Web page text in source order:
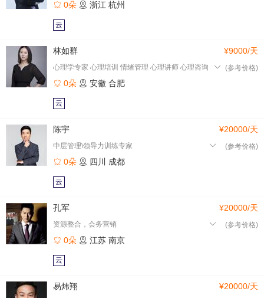
0朵 浙江 杭州
云
林如群
心理学专家 心理培训 情绪管理 心理讲师 心理咨询
0朵 安徽 合肥
¥9000/天
(参考价格)
云
陈宇
中层管理\领导力训练专家
0朵 四川 成都
¥20000/天
(参考价格)
云
孔军
资源整合，会务营销
0朵 江苏 南京
¥20000/天
(参考价格)
云
易炜翔 ¥20000/天